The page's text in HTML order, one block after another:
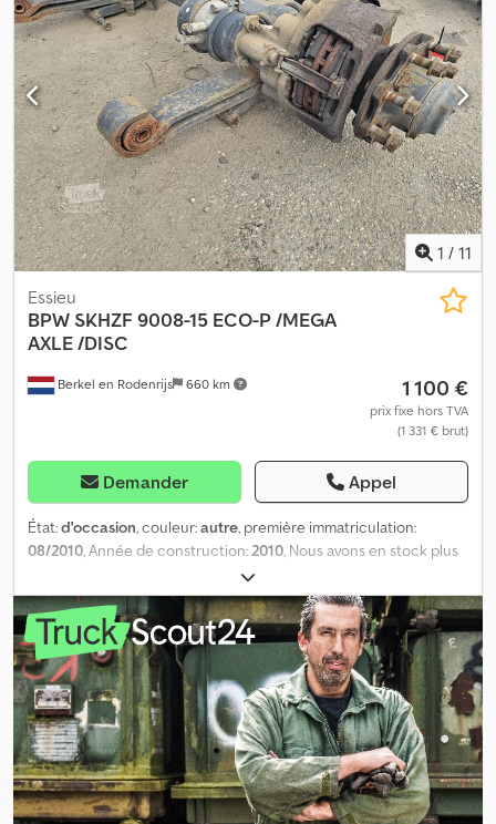
1 / 11
Berkel en Rodenrijs 660 km
Essieu
BPW SKHZF 9008-15 ECO-P /MEGA
AXLE /DISC
1 100 €
prix fixe hors TVA
(1 331 € brut)
Demander Appel
État:d'occasion, couleur:autre, première immatriculation:
08/2010, Année de construction:2010, Nous avons en stock plus
de 100 essieux. N’hésitez pas à nous contacter si vous ne trouvez
pas ce que vous cherchez. = Plus d’informations = Dkodpezr
Aqgefx Ahyor Numéro de série : 27.59.616.481